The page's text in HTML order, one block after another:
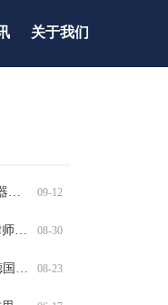
关于我们
09-12
08-30
08-23